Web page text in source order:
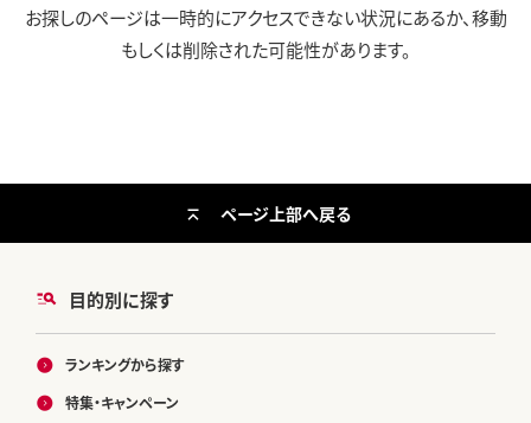
お探しのページは一時的にアクセスできない状況にあるか、移動
もしくは削除された可能性があります。
目的別に探す
ランキングから探す
特集・キャンペーン
ページ上部へ戻る